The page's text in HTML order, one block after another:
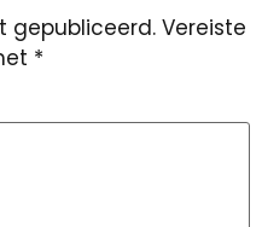
gepubliceerd. Vereiste
*